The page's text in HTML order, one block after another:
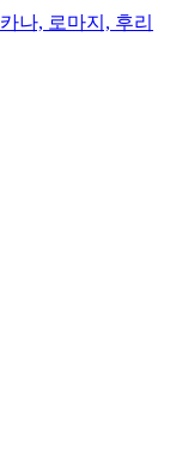
나, 로마지, 후리